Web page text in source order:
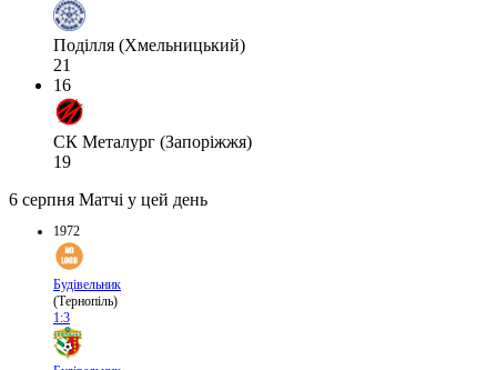
Поділля (Хмельницький)
21
16
СК Металург (Запоріжжя)
19
6 серпня Матчі у цей день
1972
Будівельник
(Тернопіль)
1:3